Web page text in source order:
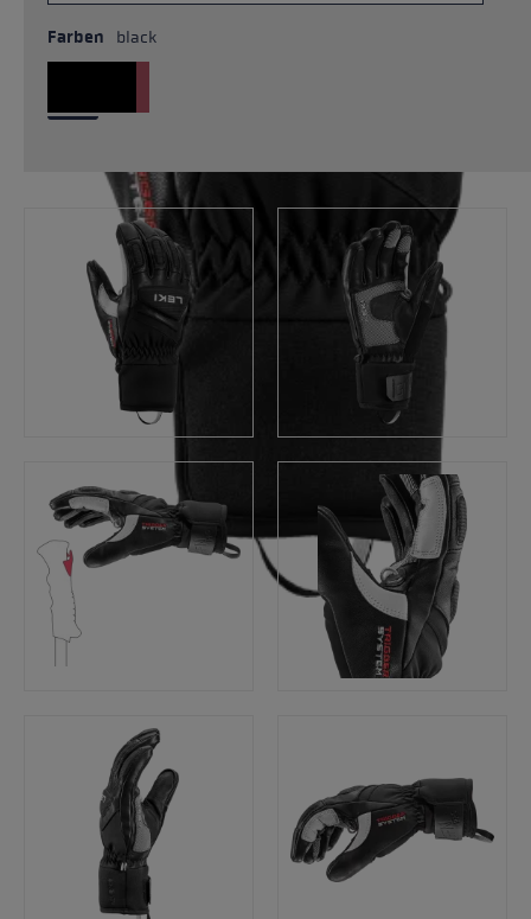
Farben black